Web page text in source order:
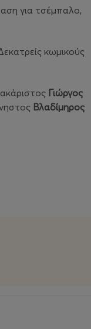
για τσέμπαλο,
κωμικούς
Γιώργος
Βλαδίμηρος